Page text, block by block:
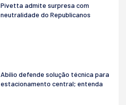
Pivetta admite surpresa com
neutralidade do Republicanos
Abilio defende solução técnica para
estacionamento central; entenda